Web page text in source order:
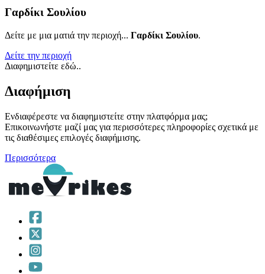
Γαρδίκι Σουλίου
Δείτε με μια ματιά την περιοχή... Γαρδίκι Σουλίου.
Δείτε την περιοχή
Διαφημιστείτε εδώ..
Διαφήμιση
Ενδιαφέρεστε να διαφημιστείτε στην πλατφόρμα μας;
Επικοινωνήστε μαζί μας για περισσότερες πληροφορίες σχετικά με
τις διαθέσιμες επιλογές διαφήμισης.
Περισσότερα